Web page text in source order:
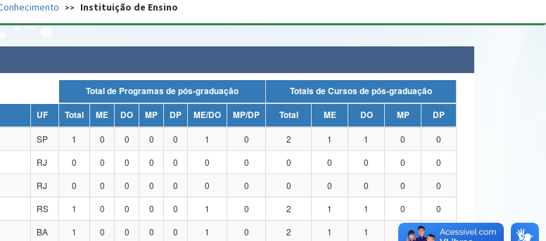
da União Banco Central do Brasil Planalto
Instituição de Ensino
Total de Programas de pós-graduação
Totais de Cursos de pós-graduação
UF Total ME DO MP DP ME/DO MP/DP Total ME DO MP
DP
SP 1 0 0 0 0 1 0 2 1 1 0
0
RJ 0 0 0 0 0 0 0 0 0 0 0
0
RJ 0 0 0 0 0 0 0 0 0 0 0
0
RS 1 0 0 0 0 1 0 2 1 1 0
0
BA 1 0 0 0 0 1 0 2 1 1
0